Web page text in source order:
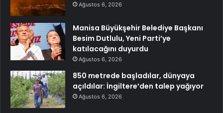
Ağustos 6, 2026
Manisa Büyükşehir Belediye Başkanı
Besim Dutlulu, Yeni Parti’ye
katılacağını duyurdu
Ağustos 6, 2026
850 metrede başladılar, dünyaya
açıldılar: İngiltere’den talep yağıyor
Ağustos 6, 2026